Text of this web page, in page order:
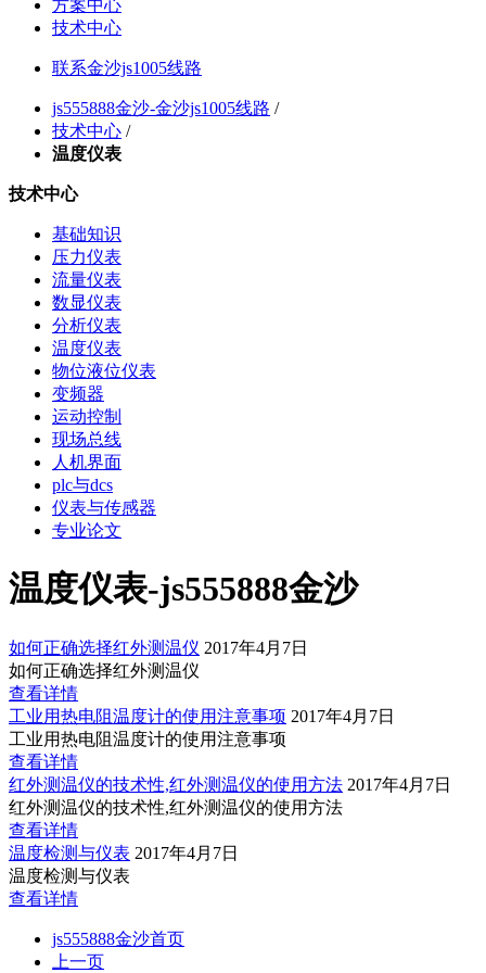
方案中心
技术中心
联系金沙js1005线路
js555888金沙-金沙js1005线路 /
技术中心 /
温度仪表
技术中心
基础知识
压力仪表
流量仪表
数显仪表
分析仪表
温度仪表
物位液位仪表
变频器
运动控制
现场总线
人机界面
plc与dcs
仪表与传感器
专业论文
温度仪表-js555888金沙
如何正确选择红外测温仪 2017年4月7日
如何正确选择红外测温仪
查看详情
工业用热电阻温度计的使用注意事项 2017年4月7日
工业用热电阻温度计的使用注意事项
查看详情
红外测温仪的技术性,红外测温仪的使用方法 2017年4月7日
红外测温仪的技术性,红外测温仪的使用方法
查看详情
温度检测与仪表 2017年4月7日
温度检测与仪表
查看详情
js555888金沙首页
上一页